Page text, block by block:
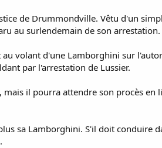
de Drummondville. Vêtu d'un
au surlendemain de son arrestation.
volant d'une Lamborghini sur
par l'arrestation de Lussier.
il pourra attendre son procès en
sa Lamborghini. S'il doit conduire